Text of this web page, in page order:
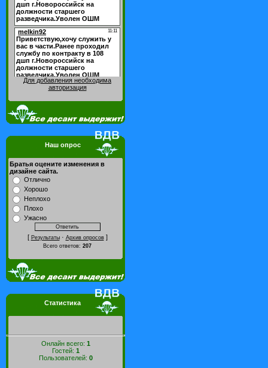
Для добавления необходима
авторизация
Наш опрос
Братья оцените изменения в
дизайне сайта.
Отлично
Хорошо
Неплохо
Плохо
Ужасно
[ Результаты· Архив опросов]
Всего ответов: 207
Статистика
Онлайн всего: 1
Гостей: 1
Пользователей: 0